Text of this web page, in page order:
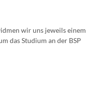
wir uns jeweils einem
das Studium an der BSP